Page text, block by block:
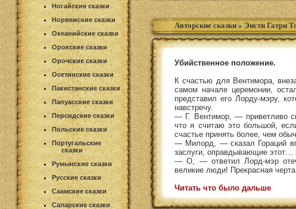
Ногайские сказки
Норвежские сказки
Океанийские сказки
Орокские сказки
Орочские сказки
Осетинские сказки
Пакистанские сказки
Папуасские сказки
Персидские сказки
Польские сказки
Португальские
сказки
Румынские сказки
Русские сказки
Саамские сказки
Саларские сказки
Авторские сказки » Энсти Гатри
Убийственное положение.
К счастью для Вентимора,
самом начале церемонии,
представил его Лорду-мэру,
навстречу.
— Г. Вентимор, — приветливо
что я считаю это большой,
счастье принять более, чем
— Милорд, — сказал Гораций
заслуги, оправдывающие этот…
— О, — ответил Лорд-мэр
великие люди! Прекрасная
Читать что было дальше